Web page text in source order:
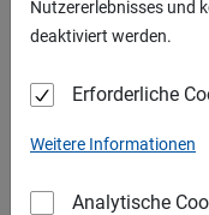
Nutzererlebnisses und
deaktiviert werden.
Erforderliche
Weitere Informationen
Analytische